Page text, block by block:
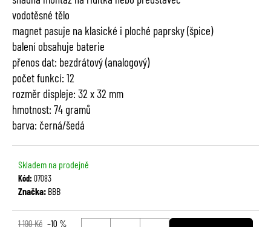
vodotěsné tělo
magnet pasuje na klasické i ploché paprsky (špice)
balení obsahuje baterie
přenos dat: bezdrátový (analogový)
počet funkcí: 12
rozměr displeje: 32 x 32 mm
hmotnost: 74 gramů
barva: černá/šedá
Skladem na prodejně
Kód:07083
Značka: BBB
1 190 Kč –10 %
D
p
o
r
u
č
j
m